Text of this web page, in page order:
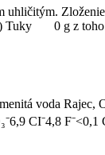
Tuky 0 g z
voda
CI⁻4,8